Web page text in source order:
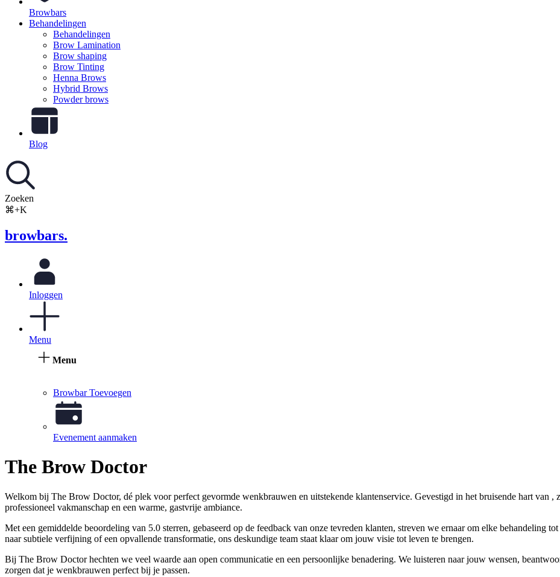
Browbars
Behandelingen
Behandelingen
Brow Lamination
Brow shaping
Brow Tinting
Henna Brows
Hybrid Brows
Powder brows
Blog
Zoeken
⌘+K
browbars.
Inloggen
Menu
Menu
Browbar Toevoegen
Evenement aanmaken
The Brow Doctor
Welkom bij The Brow Doctor, dé plek voor perfect gevormde wenkbrauwen en uitstekende klantenservice. Gevestigd in het bruisende hart van ,
professioneel vakmanschap en een warme, gastvrije ambiance.
Met een gemiddelde beoordeling van 5.0 sterren, gebaseerd op de feedback van onze tevreden klanten, streven we ernaar om elke behandeling
naar subtiele verfijning of een opvallende transformatie, ons deskundige team staat klaar om jouw visie tot leven te brengen.
Bij The Brow Doctor hechten we veel waarde aan open communicatie en een persoonlijke benadering. We luisteren naar jouw wensen,
zorgen dat je wenkbrauwen perfect bij je passen.